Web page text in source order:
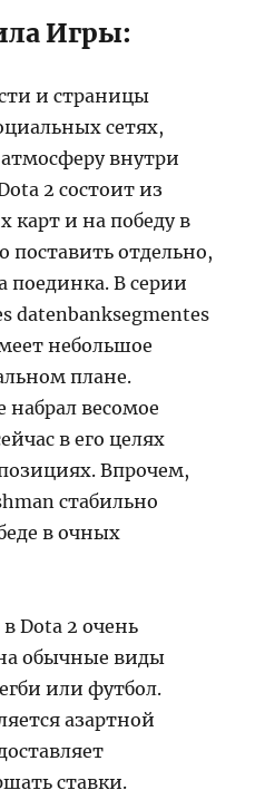
Игры:
и страницы
сетях,
внутри
2 состоит из
карт и на победу в
отдельно,
поединка. В серии
datenbanksegmentes
небольшое
плане.
набрал весомое
в его целях
Впрочем,
стабильно
в очных
Dota 2 очень
обычные виды
или футбол.
азартной
ставки.